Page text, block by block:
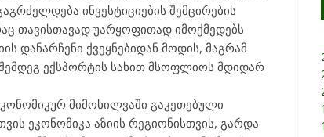
ინვესტიციების შემცირების
თავისთავად უარყოფითად იმოქმედებს
დანარჩენი ქვეყნებიდან მოდის, მაგრამ
შემდეგ ექსპორტის სახით მსოფლიოს მდიდარ
მიმოხილვაში გაკეთებული
ეკონომიკა აზიის რეგიონისთვის, გარდა